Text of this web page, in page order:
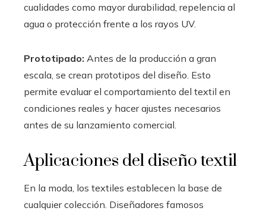
cualidades como mayor durabilidad, repelencia al
agua o protección frente a los rayos UV.
Prototipado: Antes de la producción a gran
escala, se crean prototipos del diseño. Esto
permite evaluar el comportamiento del textil en
condiciones reales y hacer ajustes necesarios
antes de su lanzamiento comercial.
Aplicaciones del diseño textil
En la moda, los textiles establecen la base de
cualquier colección. Diseñadores famosos